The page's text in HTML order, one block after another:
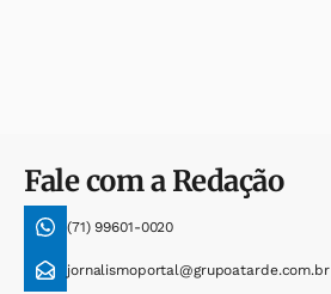
Fale com a Redação
(71) 99601-0020
jornalismoportal@grupoatarde.com.br